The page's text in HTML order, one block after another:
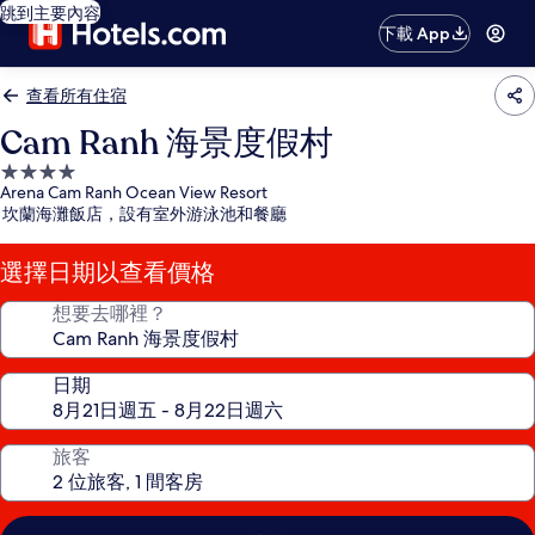
跳到主要內容
下載 App
查看所有住宿
Cam Ranh 海景度假村
4.0
星
級
住
宿
Arena Cam Ranh Ocean View Resort
坎蘭海灘飯店，設有室外游泳池和餐廳
選擇日期以查看價格
想要去哪裡？
日期
旅客